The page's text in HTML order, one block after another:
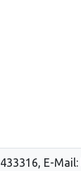
E-Mail: